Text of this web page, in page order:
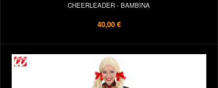
CHEERLEADER - BAMBINA
40,00 €